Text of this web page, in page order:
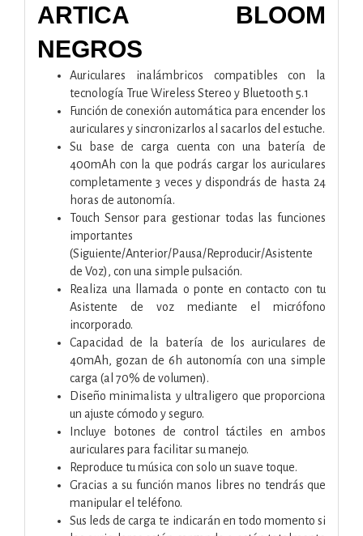
ARTICA BLOOM
NEGROS
Auriculares inalámbricos compatibles con la
tecnología True Wireless Stereo y Bluetooth 5.1
Función de conexión automática para encender los
auriculares y sincronizarlos al sacarlos del estuche.
Su base de carga cuenta con una batería de
400mAh con la que podrás cargar los auriculares
completamente 3 veces y dispondrás de hasta 24
horas de autonomía.
Touch Sensor para gestionar todas las funciones
importantes
(Siguiente/Anterior/Pausa/Reproducir/Asistente
de Voz), con una simple pulsación.
Realiza una llamada o ponte en contacto con tu
Asistente de voz mediante el micrófono
incorporado.
Capacidad de la batería de los auriculares de
40mAh, gozan de 6h autonomía con una simple
carga (al 70% de volumen).
Diseño minimalista y ultraligero que proporciona
un ajuste cómodo y seguro.
Incluye botones de control táctiles en ambos
auriculares para facilitar su manejo.
Reproduce tu música con solo un suave toque.
Gracias a su función manos libres no tendrás que
manipular el teléfono.
Sus leds de carga te indicarán en todo momento si